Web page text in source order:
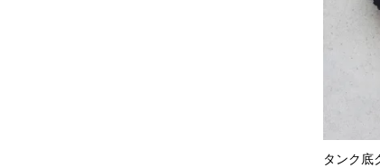
タンク底